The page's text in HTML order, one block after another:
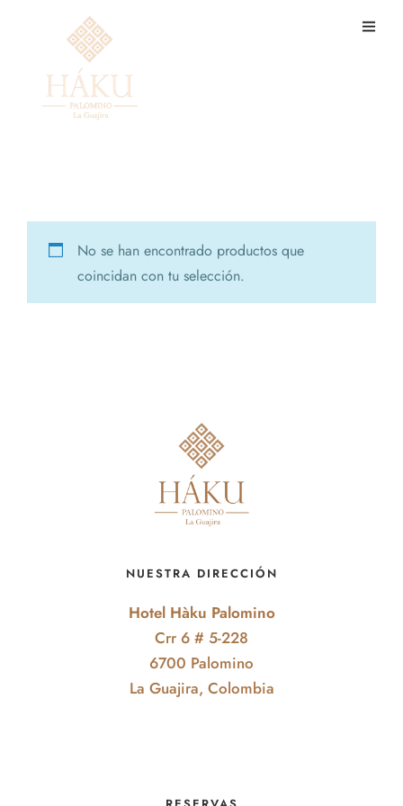
No se han encontrado productos que
coincidan con tu selección.
NUESTRA DIRECCIÓN
Hotel Hàku Palomino
Crr 6 # 5-228
6700 Palomino
La Guajira, Colombia